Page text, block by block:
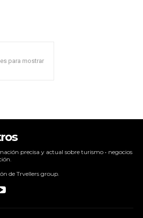
para mostrar
precisa y actual sobre turismo • negocios
de Trvellers group.